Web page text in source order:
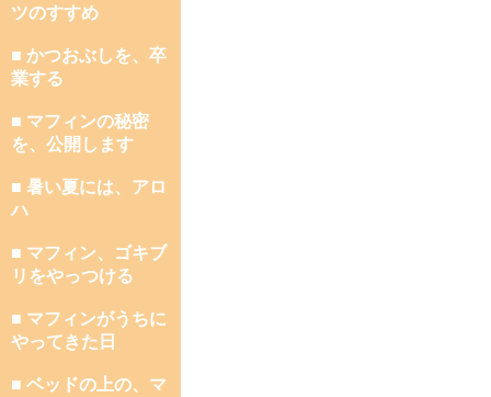
ツのすすめ
■ かつおぶしを、卒
業する
■ マフィンの秘密
を、公開します
■ 暑い夏には、アロ
ハ
■ マフィン、ゴキブ
リをやっつける
■ マフィンがうちに
やってきた日
■ ベッドの上の、マ